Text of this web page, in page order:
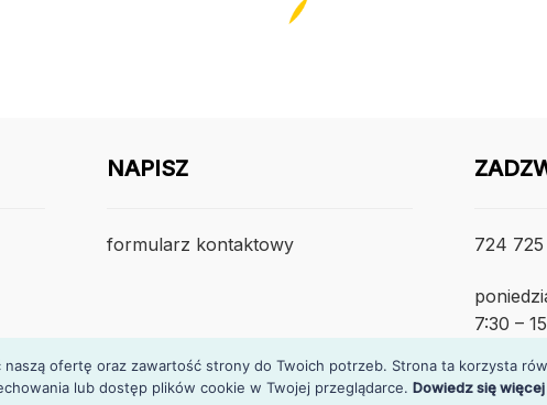
NAPISZ
formularz kontaktowy 724
7:30 –
ofertę oraz zawartość strony do Twoich potrzeb. Strona ta korzysta
lub dostęp plików cookie w Twojej przeglądarce. Dowiedz się więcej